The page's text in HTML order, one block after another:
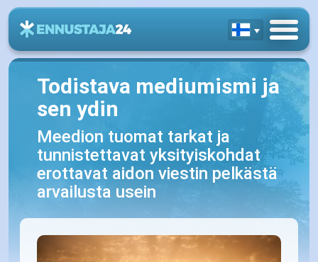
Todistava mediumismi ja
sen ydin
Meedion tuomat tarkat ja
tunnistettavat yksityiskohdat
erottavat aidon viestin pelkästä
arvailusta usein